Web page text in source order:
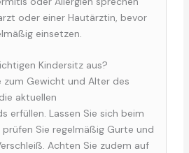
oder einer Hautärztin, bevor
einsetzen.
Kindersitz aus?
zum Gewicht und Alter des
aktuellen
erfüllen. Lassen Sie sich beim
Sie regelmäßig Gurte und
Achten Sie zudem auf